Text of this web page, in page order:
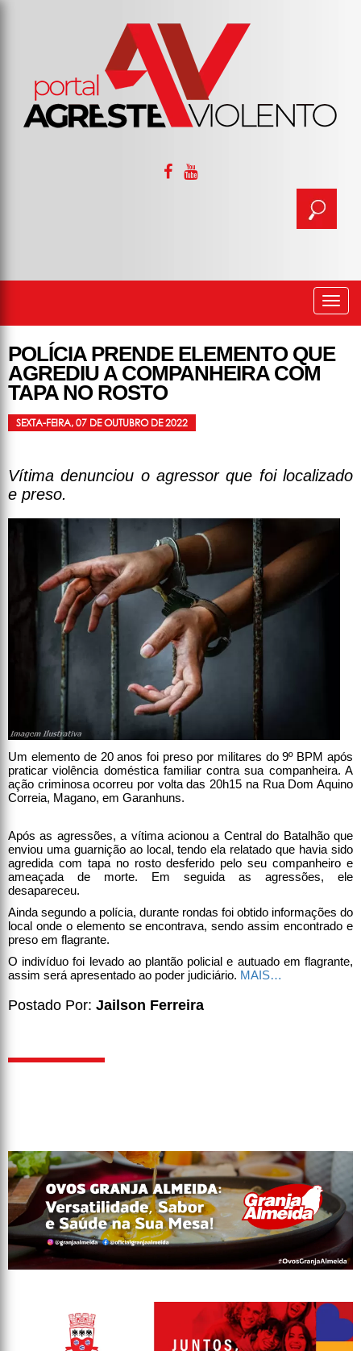
POLÍCIA PRENDE ELEMENTO QUE
AGREDIU A COMPANHEIRA COM
TAPA NO ROSTO
SEXTA-FEIRA, 07 DE OUTUBRO DE 2022
Vítima denunciou o agressor que foi localizado
e preso.
Um elemento de 20 anos foi preso por militares do 9º BPM após
praticar violência doméstica familiar contra sua companheira. A
ação criminosa ocorreu por volta das 20h15 na Rua Dom Aquino
Correia, Magano, em Garanhuns.
Após as agressões, a vítima acionou a Central do Batalhão que
enviou uma guarnição ao local, tendo ela relatado que havia sido
agredida com tapa no rosto desferido pelo seu companheiro e
ameaçada de morte. Em seguida as agressões, ele
desapareceu.
Ainda segundo a polícia, durante rondas foi obtido informações do
local onde o elemento se encontrava, sendo assim encontrado e
preso em flagrante.
O indivíduo foi levado ao plantão policial e autuado em flagrante,
assim será apresentado ao poder judiciário. MAIS…
Postado Por: Jailson Ferreira